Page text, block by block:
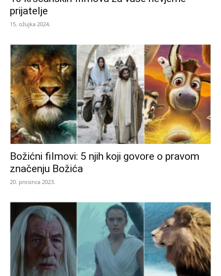
prijatelje
15. ožujka 2024.
Božićni filmovi: 5 njih koji govore o pravom
značenju Božića
20. prosinca 2023.